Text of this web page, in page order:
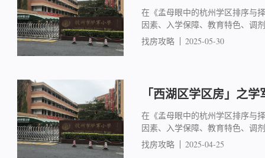
在《孟母眼中的杭州学区排序与
因素、入学保障、教育特色、调
找房攻略
2025-05-30
「西湖区学区房」之
在《孟母眼中的杭州学区排序与
因素、入学保障、教育特色、调
找房攻略
2025-04-25